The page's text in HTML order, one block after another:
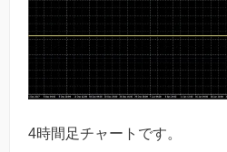
4時間足チャートです。